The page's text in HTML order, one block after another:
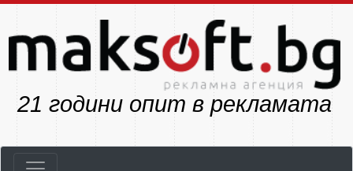
24 години опит в рекламата